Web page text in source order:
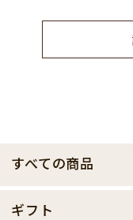
すべての商品
ギフト